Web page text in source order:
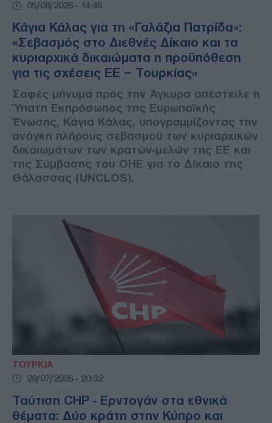
05/08/2026 - 14:45
Κάγια Κάλας για τη «Γαλάζια Πατρίδα»:
«Σεβασμός στο Διεθνές Δίκαιο και τα
κυριαρχικά δικαιώματα η προϋπόθεση
για τις σχέσεις ΕΕ – Τουρκίας»
Σαφές μήνυμα προς την Άγκυρα απέστειλε η
Ύπατη Εκπρόσωπος της Ευρωπαϊκής
Ένωσης, Κάγια Κάλας, υπογραμμίζοντας την
ανάγκη πλήρους σεβασμού των κυριαρχικών
δικαιωμάτων των κρατών-μελών της ΕΕ και
της Σύμβασης του ΟΗΕ για το Δίκαιο της
Θάλασσας (UNCLOS).
ΤΟΥΡΚΙΑ
29/07/2026 - 20:32
Ταύτιση CHP - Ερντογάν στα εθνικά
θέματα: Δύο κράτη στην Κύπρο και